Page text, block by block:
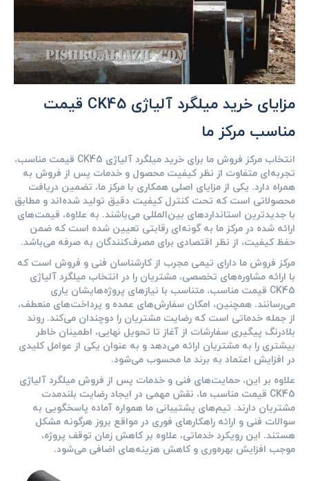
مزایای خرید میلگرد آلیاژی CK45 قیمت
مناسب مرکز ما
انتخاب مرکز فروش ما برای خرید میلگرد آلیاژی CK45 قیمت مناسب،
تجربه‌ای متفاوت از نظر کیفیت محصول و خدمات پس از فروش به
همراه دارد. یکی از مزایای اصلی همکاری با مرکز ما، تضمین دریافت
محصولاتی است که تحت کنترل کیفیت دقیق تولید شده‌اند و مطابق
با جدیدترین استانداردهای بین‌المللی می‌باشند. به علاوه، قیمت‌های
ارائه شده در مرکز ما به گونه‌ای رقابتی تعیین شده است که ضمن
حفظ کیفیت، از نظر اقتصادی برای مصرف‌کنندگان به صرفه می‌باشد.
مرکز فروش ما دارای تیمی مجرب از کارشناسان فنی و فروش است که
با ارائه مشاوره‌های تخصصی، مشتریان را در انتخاب میلگرد آلیاژی
CK45 قیمت مناسب، متناسب با نیازهای پروژه‌هایشان یاری
می‌رسانند. همچنین، امکان سفارش‌های عمده و پرداخت‌های منعطف،
از جمله خدماتی است که رضایت مشتریان را دوچندان می‌کند. روند
بلادرنگ پیگیری سفارشات از آغاز تا تحویل نهایی، اطمینان خاطر
بیشتری را به مشتریان ارائه می‌دهد و به عنوان یکی از عوامل کلیدی
در افزایش اعتماد به برند ما محسوب می‌شود.
علاوه بر این، حمایت‌های فنی و خدمات پس از فروش میلگرد آلیاژی
CK45 قیمت مناسب ما، نقش مهمی در ایجاد رضایت بلندمدت
مشتریان دارند. تیم‌های پشتیبانی ما همواره آماده پاسخگویی به
سوالات فنی و ارائه راهکارهای فوری در مواقع بروز هرگونه مشکل
هستند. این رویکرد خدماتی، علاوه بر کاهش زمان توقف پروژه،
موجب افزایش بهره‌وری و کاهش هزینه‌های اضافی می‌شود.